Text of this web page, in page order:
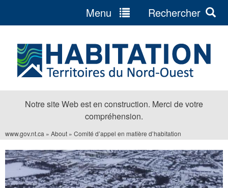
navigation
Notre site Web est en construction. Merci de votre
compréhension.
Menu Rechercher
Vous
êtes
ici
www.gov.nt.ca » About » Comité d’appel en matière d’habitation